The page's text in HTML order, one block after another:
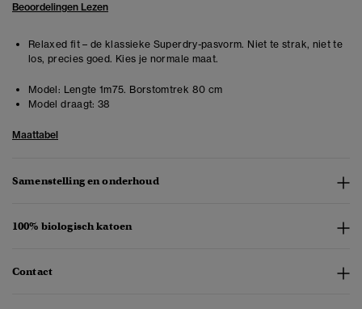
Beoordelingen Lezen
Relaxed fit – de klassieke Superdry-pasvorm. Niet te strak, niet te
los, precies goed. Kies je normale maat.
Model: Lengte 1m75. Borstomtrek 80 cm
Model draagt: 38
Maattabel
Samenstelling en onderhoud
100% biologisch katoen
Contact